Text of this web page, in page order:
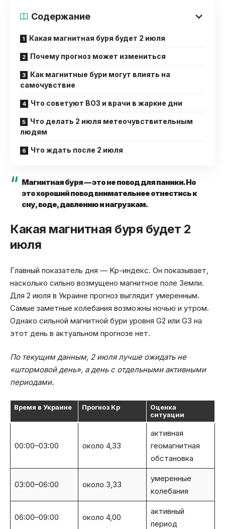
Содержание
Какая магнитная буря будет 2 июля
Почему прогноз может измениться
Как магнитные бури могут влиять на
самочувствие
Что советуют ВОЗ и врачи в жаркие дни
Что делать 2 июля метеочувствительным
людям
Что ждать после 2 июля
Магнитная буря — это не повод для паники. Но
это хороший повод внимательнее отнестись к
сну, воде, давлению и нагрузкам.
Какая магнитная буря будет 2
июля
Главный показатель дня — Kp-индекс. Он показывает,
насколько сильно возмущено магнитное поле Земли.
Для 2 июля в Украине прогноз выглядит умеренным.
Самые заметные колебания возможны ночью и утром.
Однако сильной магнитной бури уровня G2 или G3 на
этот день в актуальном прогнозе нет.
По текущим данным, 2 июля лучше ожидать не
«штормовой день», а день с отдельными активными
периодами.
Время в Украине Прогноз Kp
Оценка
ситуации
00:00–03:00 около 4,33
активная
геомагнитная
обстановка
03:00–06:00 около 3,33
умеренные
колебания
06:00–09:00 около 4,00
активный
период